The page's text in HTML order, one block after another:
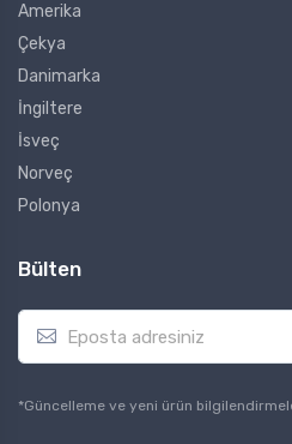
Amerika
Çekya
Danimarka
İngiltere
İsveç
Norveç
Polonya
Bülten
E
a
l*Güncelleme ve yeni ürün